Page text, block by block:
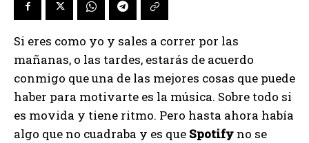
Si eres como yo y sales a correr por las
mañanas, o las tardes, estarás de acuerdo
conmigo que una de las mejores cosas que puede
haber para motivarte es la música. Sobre todo si
es movida y tiene ritmo. Pero hasta ahora había
algo que no cuadraba y es que Spotify no se